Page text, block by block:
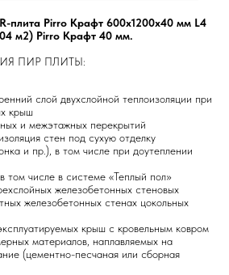
плита Pirro Крафт 600х1200х40 мм L4
м2) Pirro Крафт 40 мм.
ПИР ПЛИТЫ:
слой двухслойной теплоизоляции при
крыш
и межэтажных перекрытий
стен под сухую отделку
и пр.), в том числе при доутеплении
том числе в системе «Теплый пол»
железобетонных стеновых
железобетонных стенах цокольных
крыш с кровельным ковром
материалов, наплавляемых на
(цементно-песчаная или сборная